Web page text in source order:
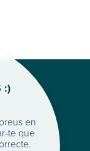
:)
en
te que